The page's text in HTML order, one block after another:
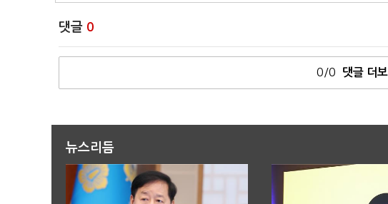
댓글 0
0/0 댓글 더보
뉴스리듬